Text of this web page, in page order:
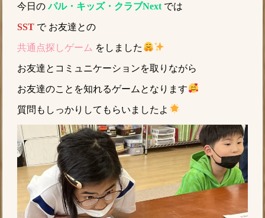
今日のパル・キッズ・クラブNext では
SST で お友達との
共通点探しゲーム をしました
お友達とコミュニケーションを取りながら
お友達のことを知れるゲームとなります
質問もしっかりしてもらいましたよ